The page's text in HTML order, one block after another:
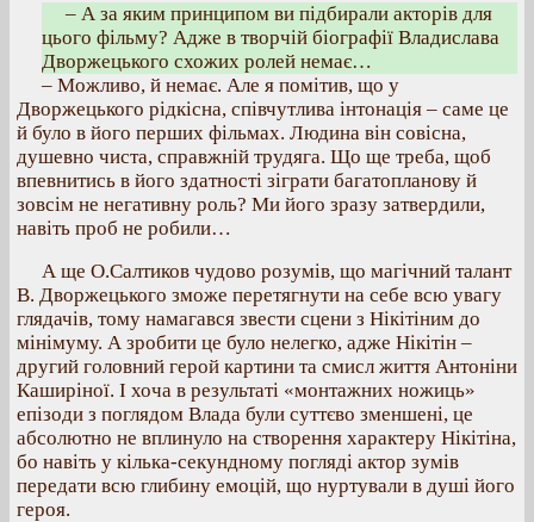
– А за яким принципом ви підбирали акторів для
цього фільму? Адже в творчій біографії Владислава
Дворжецького схожих ролей немає…
– Можливо, й немає. Але я помітив, що у
Дворжецького рідкісна, співчутлива інтонація – саме це
й було в його перших фільмах. Людина він совісна,
душевно чиста, справжній трудяга. Що ще треба, щоб
впевнитись в його здатності зіграти багатопланову й
зовсім не негативну роль? Ми його зразу затвердили,
навіть проб не робили…
А ще О.Салтиков чудово розумів, що магічний талант
В. Дворжецького зможе перетягнути на себе всю увагу
глядачів, тому намагався звести сцени з Нікітіним до
мінімуму. А зробити це було нелегко, адже Нікітін –
другий головний герой картини та смисл життя Антоніни
Каширіної. І хоча в результаті «монтажних ножиць»
епізоди з поглядом Влада були суттєво зменшені, це
абсолютно не вплинуло на створення характеру Нікітіна,
бо навіть у кілька-секундному погляді актор зумів
передати всю глибину емоцій, що нуртували в душі його
героя.